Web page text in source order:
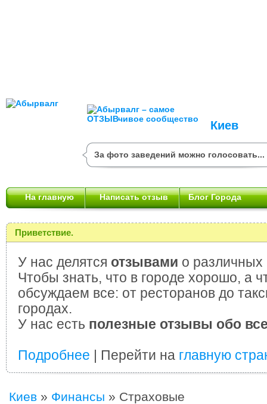
Киев
За фото заведений можно голосовать...
На главную Написать отзыв Блог Города
Приветствие.
У нас делятся отзывами о различных
Чтобы знать, что в городе хорошо, а
обсуждаем все: от ресторанов до
городах.
У нас есть полезные отзывы обо
Подробнее | Перейти на главную
Киев » Финансы » Страховые